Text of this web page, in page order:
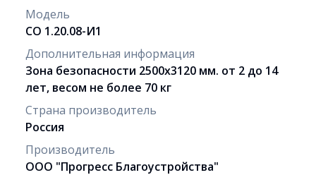
Модель
СО 1.20.08-И1
Дополнительная информация
Зона безопасности 2500х3120 мм. от 2 до 14
лет, весом не более 70 кг
Страна производитель
Россия
Производитель
ООО "Прогресс Благоустройства"